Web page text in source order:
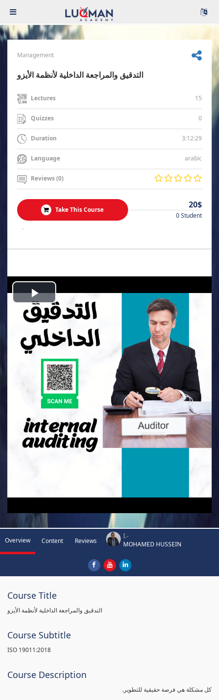
Management
التدقيق والمراجعة الداخلية لأنظمة الأيزو
Lectures 15
Quizzes 0
Duration 3:12:29
Language arabic
Reviews (0)
Take This Course 20$
0 Student
.
Play
Video
Overview Content Reviews
I.-
MOHAMED HUSSEIN
Course Title
التدقيق والمراجعة الداخلية لأنظمة الأيزو
Course Subtitle
ISO 19011:2018
Course Description
كل مشكلة هي فرصة حقيقية للتطوير.